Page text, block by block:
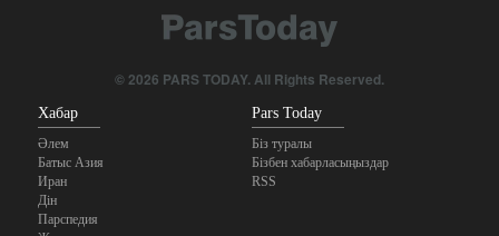
© 2026 PARS TODAY. All Rights Reserved.
Хабар
Әлем
Батыс Азия
Иран
Дін
Парспедия
Pars Today
Біз туралы
Бізбен хабарласыңыздар
RSS